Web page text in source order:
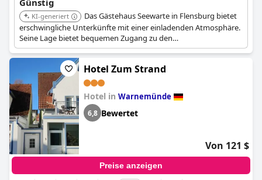
Günstig
KI-generiert
Das Gästehaus Seewarte in Flensburg bietet
erschwingliche Unterkünfte mit einer einladenden Atmosphäre.
Seine Lage bietet bequemen Zugang zu den
Sehenswürdigkeiten der Stadt und der Flensburger Förde.
Hotel Zum Strand
Hotel in Warnemünde
6,8 Bewertet
Von 121 $
Preise anzeigen